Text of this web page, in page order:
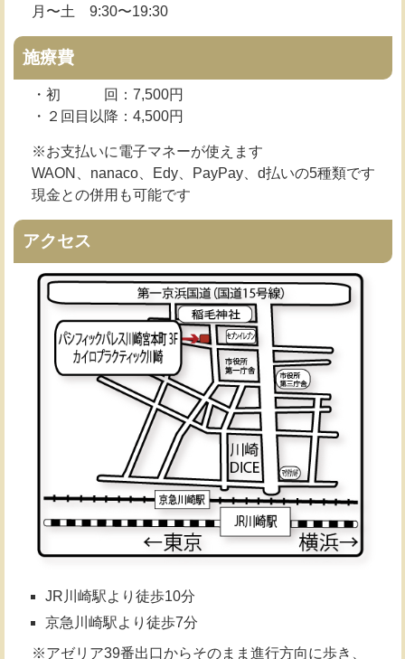
月〜土 9:30〜19:30
施療費
・初 回：7,500円
・２回目以降：4,500円
※お支払いに電子マネーが使えます
WAON、nanaco、Edy、PayPay、d払いの5種類です
現金との併用も可能です
アクセス
JR川崎駅より徒歩10分
京急川崎駅より徒歩7分
※アゼリア39番出口からそのまま進行方向に歩き、